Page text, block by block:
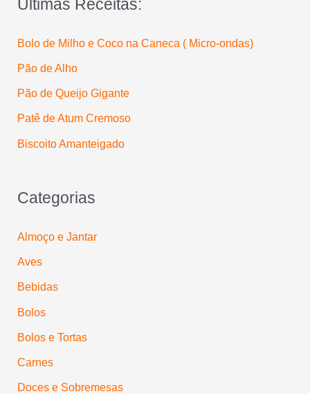
r
o
r
:
Últimas Receitas:
Bolo de Milho e Coco na Caneca ( Micro-ondas)
Pão de Alho
Pão de Queijo Gigante
Patê de Atum Cremoso
Biscoito Amanteigado
Categorias
Almoço e Jantar
Aves
Bebidas
Bolos
Bolos e Tortas
Carnes
Doces e Sobremesas